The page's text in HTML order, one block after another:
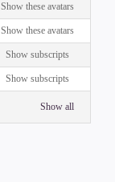
Show these avatars
Show these avatars
Show subscripts
Show subscripts
Show all